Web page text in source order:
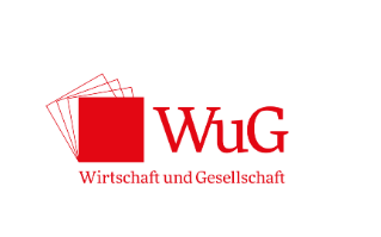
und noch viel mehr: Neurath,